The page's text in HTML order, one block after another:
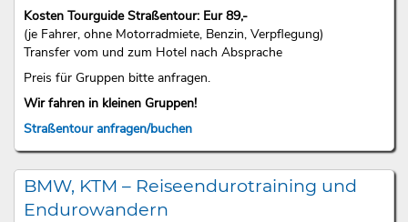
Kosten Tourguide Straßentour: Eur 89,-
(je Fahrer, ohne Motorradmiete, Benzin, Verpflegung)
Transfer vom und zum Hotel nach Absprache
Preis für Gruppen bitte anfragen.
Wir fahren in kleinen Gruppen!
Straßentour anfragen/buchen
BMW, KTM – Reiseendurotraining und
Endurowandern